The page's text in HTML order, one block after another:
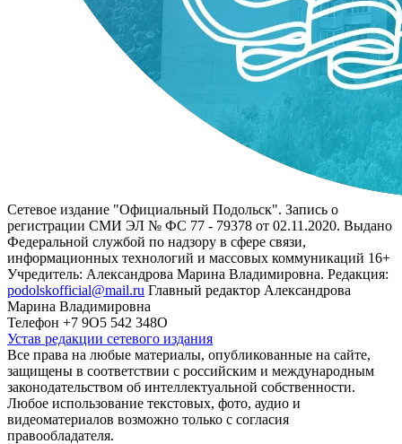
Сетевое издание "Официальный Подольск". Запись о
регистрации СМИ ЭЛ № ФС 77 - 79378 от 02.11.2020. Выдано
Федеральной службой по надзору в сфере связи,
информационных технологий и массовых коммуникаций 16+
Учредитель: Александрова Марина Владимировна. Редакция:
podolskofficial@mail.ru Главный редактор Александрова
Марина Владимировна
Телефон +7 9О5 542 348О
Устав редакции сетевого издания
Все права на любые материалы, опубликованные на сайте,
защищены в соответствии с российским и международным
законодательством об интеллектуальной собственности.
Любое использование текстовых, фото, аудио и
видеоматериалов возможно только с согласия
правообладателя.